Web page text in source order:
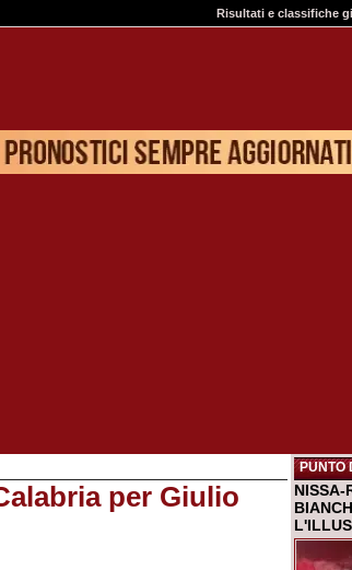
Risultati e classifiche
per Giulio
PUNTO
NISSA-